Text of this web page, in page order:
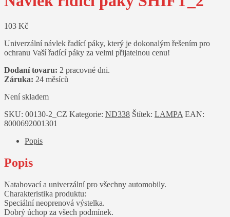
103 Kč
Univerzální návlek řadící páky, který je dokonalým řešením pro
ochranu Vaší řadící páky za velmi přijatelnou cenu!
Dodaní tovaru: 2 pracovné dni.
Záruka: 24 měsíců
Není skladem
SKU: 00130-2_CZ Kategorie: ND338 Štítek: LAMPA EAN:
8000692001301
Popis
Popis
Natahovací a univerzální pro všechny automobily.
Charakteristika produktu:
Speciální neoprenová výstelka.
Dobrý úchop za všech podmínek.